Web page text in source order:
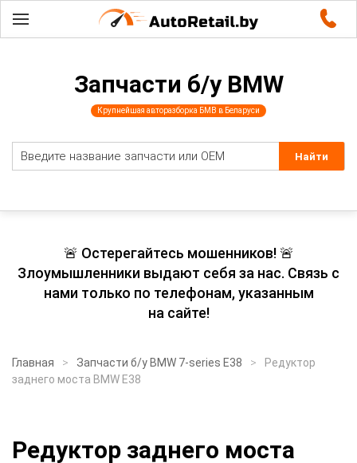
Запчасти б/у BMW
Крупнейшая авторазборка БМВ в Беларуси
🚨 Остерегайтесь мошенников! 🚨
Злоумышленники выдают себя за нас. Связь с
нами только по телефонам, указанным
на сайте!
Главная Запчасти б/у BMW 7-series E38
Редуктор
заднего моста BMW E38
Редуктор заднего моста